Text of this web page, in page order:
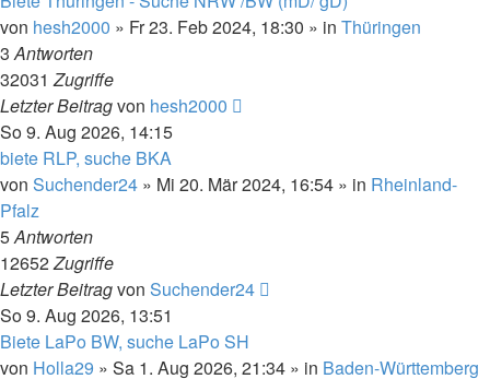
von hesh2000 » Fr 23. Feb 2024, 18:30 » in Thüringen
3Antworten
32031Zugriffe
Letzter Beitragvon hesh2000
So 9. Aug 2026, 14:15
biete RLP, suche BKA
von Suchender24 » Mi 20. Mär 2024, 16:54 » in Rheinland-
Pfalz
5Antworten
12652Zugriffe
Letzter Beitragvon Suchender24
So 9. Aug 2026, 13:51
Biete LaPo BW, suche LaPo SH
von Holla29 » Sa 1. Aug 2026, 21:34 » in Baden-Württemberg